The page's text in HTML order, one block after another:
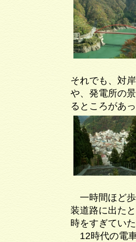
それでも、対
や、発電所の
るところがあ
一時間ほど歩
装道路に出た
時をすぎてい
12時代の電